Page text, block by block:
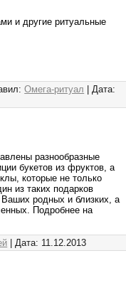
и другие ритуальные
Омега-ритуал | Дата:
разнообразные
букетов из фруктов, а
которые не только
из таких подарков
родных и близких, а
Подробнее на
| Дата: 11.12.2013